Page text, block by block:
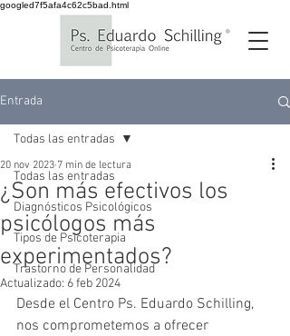
googled7f5afa4c62c5bad.html
Entrada
Todas las entradas
Diagnósticos Psicológicos
Tipos de Psicoterapia
Trastorno de Personalidad
Todas las entradas
¿Son más efectivos los
psicólogos más
experimentados?
20 nov 2023 7 min de lectura
Actualizado: 6 feb 2024
Desde el Centro Ps. Eduardo Schilling,
nos comprometemos a ofrecer